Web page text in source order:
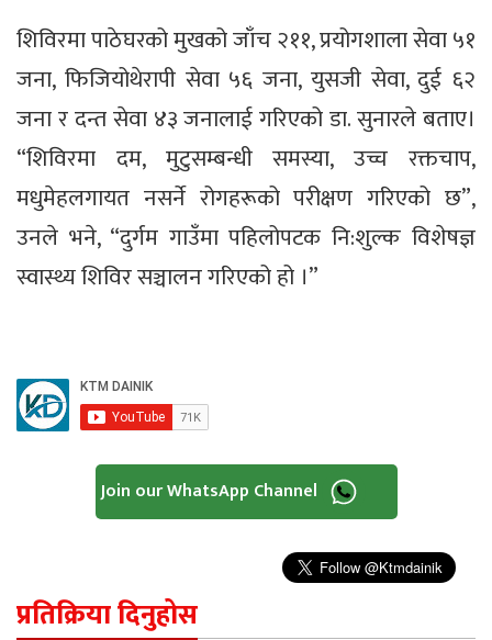
शिविरमा पाठेघरको मुखको जाँच २११, प्रयोगशाला सेवा ५१
जना, फिजियोथेरापी सेवा ५६ जना, युसजी सेवा, दुई ६२
जना र दन्त सेवा ४३ जनालाई गरिएको डा. सुनारले बताए।
“शिविरमा दम, मुटुसम्बन्धी समस्या, उच्च रक्तचाप,
मधुमेहलगायत नसर्ने रोगहरूको परीक्षण गरिएको छ”,
उनले भने, “दुर्गम गाउँमा पहिलोपटक नि:शुल्क विशेषज्ञ
स्वास्थ्य शिविर सञ्चालन गरिएको हो ।”
Join our WhatsApp Channel
प्रतिक्रिया दिनुहोस